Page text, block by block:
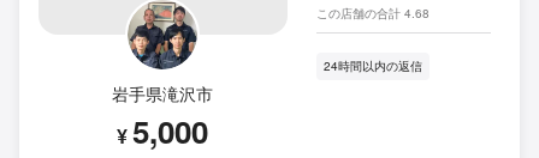
岩手県滝沢市
¥5,000
この店舗の合計 4.68
24時間以内の返信